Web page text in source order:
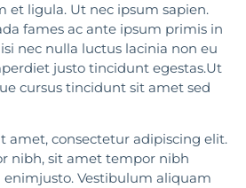
et ligula. Ut nec ipsum sapien.
fames ac ante ipsum primis in
nec nulla luctus lacinia non eu
justo tincidunt egestas.Ut
cursus tincidunt sit amet sed
amet, consectetur adipiscing elit.
nibh, sit amet tempor nibh
enimjusto. Vestibulum aliquam